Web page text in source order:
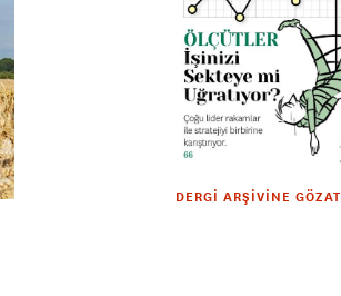
DERGI ARŞIVINE GÖZAT